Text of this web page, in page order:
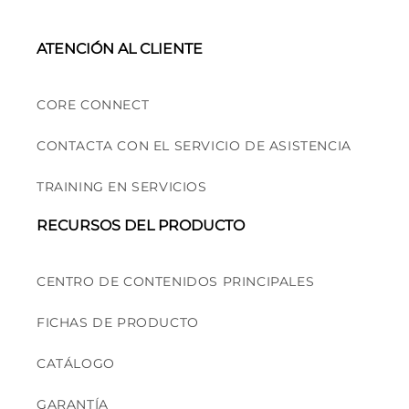
ATENCIÓN AL CLIENTE
CORE CONNECT
CONTACTA CON EL SERVICIO DE ASISTENCIA
TRAINING EN SERVICIOS
RECURSOS DEL PRODUCTO
CENTRO DE CONTENIDOS PRINCIPALES
FICHAS DE PRODUCTO
CATÁLOGO
GARANTÍA